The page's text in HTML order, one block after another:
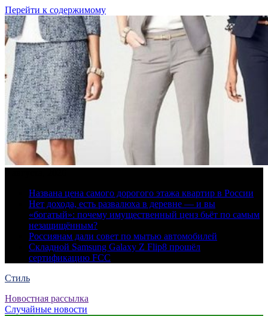
Перейти к содержимому
Названа цена самого дорогого этажа квартир в России
Нет дохода, есть развалюха в деревне — и вы
«богатый»: почему имущественный ценз бьёт по самым
незащищённым?
Россиянам дали совет по мытью автомобилей
Складной Samsung Galaxy Z Flip8 прошёл
сертификацию FCC
Стиль
Новостная рассылка
Случайные новости